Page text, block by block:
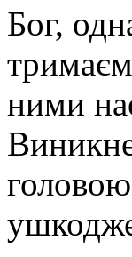
Бог,
ними
головою